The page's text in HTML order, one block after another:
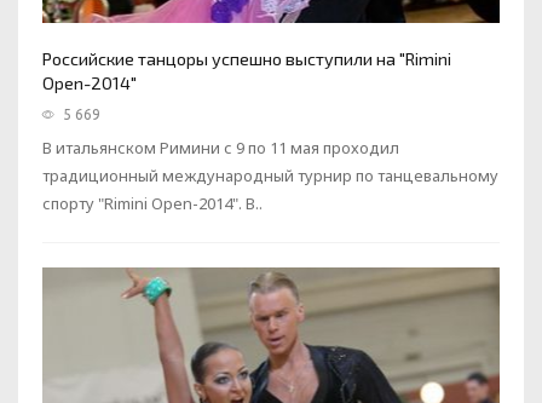
Российские танцоры успешно выступили на "Rimini
Open-2014"
5 669
В итальянском Римини с 9 по 11 мая проходил
традиционный международный турнир по танцевальному
спорту "Rimini Open-2014". В..